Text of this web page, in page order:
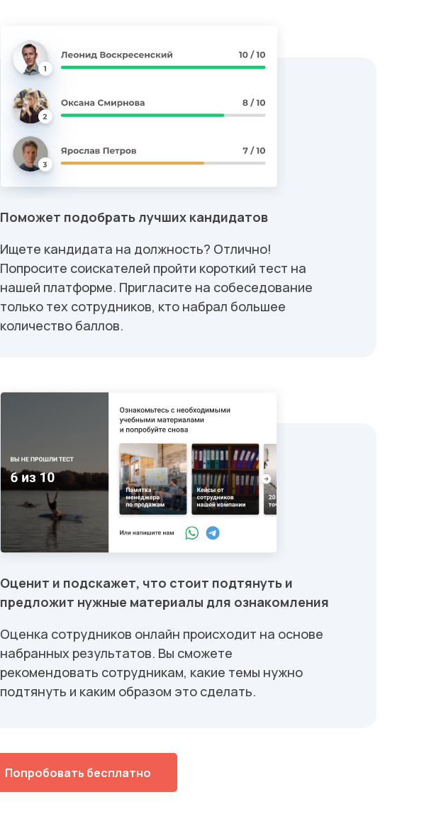
Оценит и подскажет, что стоит подтянуть и
предложит нужные материалы для ознакомления
Оценка сотрудников онлайн происходит на основе
набранных результатов. Вы сможете
рекомендовать сотрудникам, какие темы нужно
подтянуть и каким образом это сделать.
Поможет подобрать лучших кандидатов
Ищете кандидата на должность? Отлично!
Попросите соискателей пройти короткий тест на
нашей платформе. Пригласите на собеседование
только тех сотрудников, кто набрал большее
количество баллов.
Попробовать бесплатно